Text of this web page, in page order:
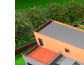
LADOIRE